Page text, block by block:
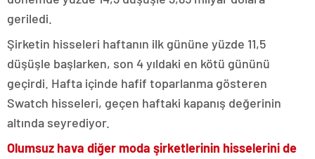
geriledi.
Şirketin hisseleri haftanın ilk gününe yüzde 11,5
düşüşle başlarken, son 4 yıldaki en kötü gününü
geçirdi. Hafta içinde hafif toparlanma gösteren
Swatch hisseleri, geçen haftaki kapanış değerinin
altında seyrediyor.
Olumsuz hava diğer moda şirketlerinin hisselerini de